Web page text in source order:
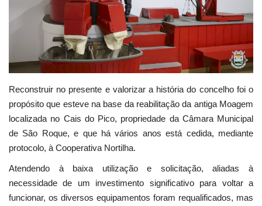
Estatuto Editorial
Ficha técnica
Cultura
Lazer
Reconstruir no presente e valorizar a história do concelho foi o
propósito que esteve na base da reabilitação da antiga Moagem
localizada no Cais do Pico, propriedade da Câmara Municipal
de São Roque, e que há vários anos está cedida, mediante
protocolo, à Cooperativa Nortilha.
Atendendo à baixa utilização e solicitação, aliadas à
necessidade de um investimento significativo para voltar a
funcionar, os diversos equipamentos foram requalificados, mas